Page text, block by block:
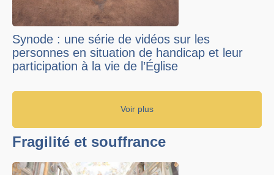
Synode : une série de vidéos sur les
personnes en situation de handicap et leur
participation à la vie de l’Église
Voir plus
Fragilité et souffrance